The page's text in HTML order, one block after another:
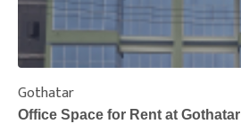
Gothatar
Office Space for Rent at Gothatar